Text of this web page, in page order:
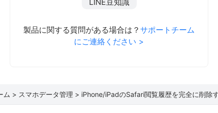
LINE豆知識
製品に関する質問がある場合は？ サポートチーム
にご連絡ください >
ム > スマホデータ管理 > iPhone/iPadのSafari閲覧履歴を完全に削除